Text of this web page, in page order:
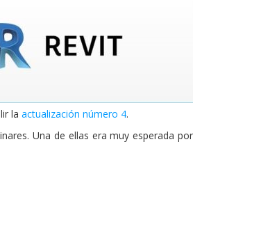
laactualización número 4.
Una de ellas era muy esperada por